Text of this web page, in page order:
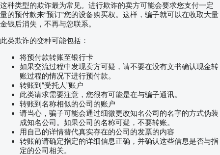
这种类型的欺诈最为常见。进行欺诈的卖方可能会要求您支付一定
量的预付款来“预订”您的设备购买权。这样，骗子就可以在收取大量
金钱后消失，不再与您联系。
此类欺诈的变种可能包括：
将预付款转账至银行卡
如果交流过程中发现卖方可疑，请不要在没有文书确认现金转
账过程的情况下进行预付款。
转账到“受托人”账户
此类请求需要注意，您很有可能是在与骗子通讯。
转账到名称相似的公司的账户
请当心，骗子可能会通过细微更改知名公司的名字的方式伪装
成知名公司。如果公司的名称可疑，不要转账。
用自己的详情替代真实存在的公司的发票的内容
转账前请确定指定的详细信息正确，并确认这些信息是否与指
定的公司相关。